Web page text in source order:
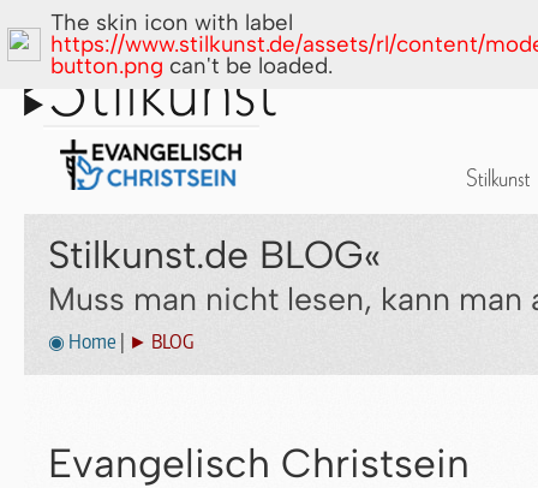
Stilkunst.de BLOG«
Muss man nicht lesen, kann man
◉ Home ► BLOG
Evangelisch Christsein
The skin icon with label
https://www.stilkunst.de/assets/rl/content/
button.png can't be loaded.